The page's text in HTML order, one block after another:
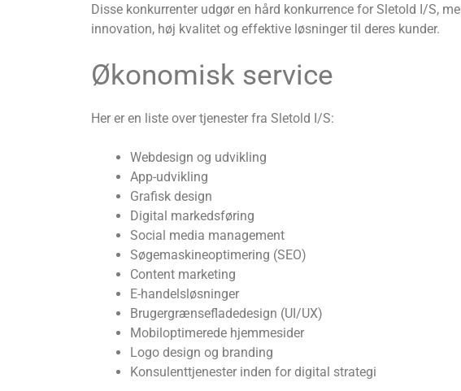
Disse konkurrenter udgør en hård konkurrence for Sletold I/S,
innovation, høj kvalitet og effektive løsninger til deres kunder.
Økonomisk service
Her er en liste over tjenester fra Sletold I/S:
Webdesign og udvikling
App-udvikling
Grafisk design
Digital markedsføring
Social media management
Søgemaskineoptimering (SEO)
Content marketing
E-handelsløsninger
Brugergrænsefladedesign (UI/UX)
Mobiloptimerede hjemmesider
Logo design og branding
Konsulenttjenester inden for digital strategi